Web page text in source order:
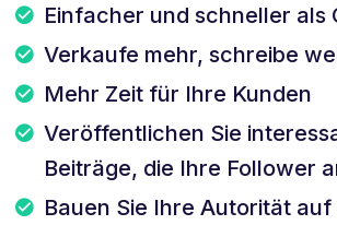
Einfacher und schneller als
Verkaufe mehr, schreibe
Mehr Zeit für Ihre Kunden
Veröffentlichen Sie
Beiträge, die Ihre Follower
Bauen Sie Ihre Autorität